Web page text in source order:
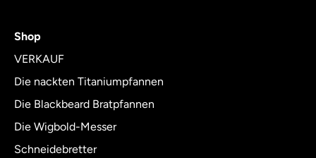
of
Shop
VERKAUF
Die nackten Titaniumpfannen
Die Blackbeard Bratpfannen
Die Wigbold-Messer
Schneidebretter